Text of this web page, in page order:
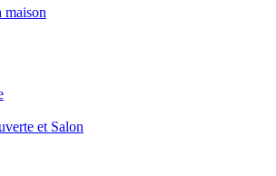
maison
et Salon